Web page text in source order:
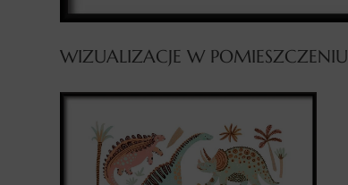
WIZUALIZACJE W POMIESZCZENIU